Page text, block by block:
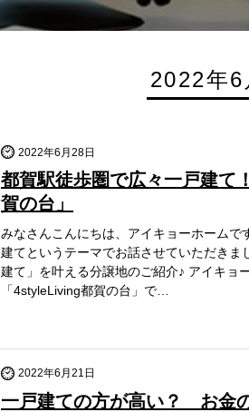
2022年6
2022年6月28日
都賀駅徒歩圏で広々一戸建
賀の台」
みなさんこんにちは、アイキョーホームで
建てというテーマでお話させていただきま
建て」を叶える分譲地のご紹介♪ アイキョ
「4styleLiving都賀の台」で…
2022年6月21日
一戸建ての方が高い？ お金